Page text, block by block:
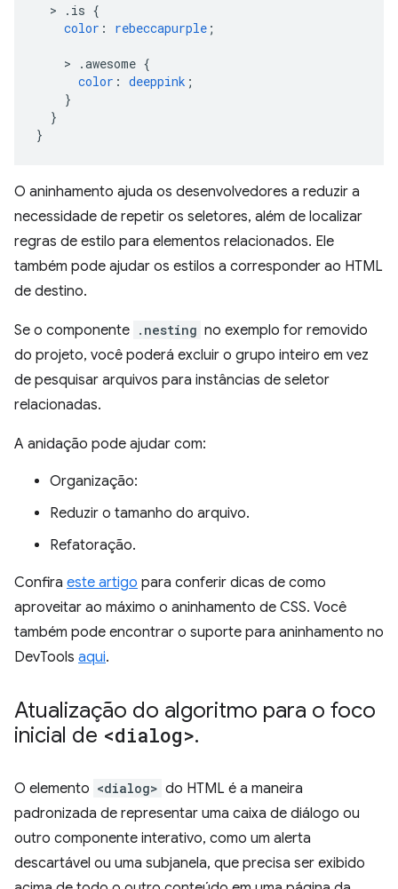
> .is {
color : rebeccapurple ;
> .awesome {
color : deeppink ;
}
}
}
O aninhamento ajuda os desenvolvedores a reduzir a
necessidade de repetir os seletores, além de localizar
regras de estilo para elementos relacionados. Ele
também pode ajudar os estilos a corresponder ao HTML
de destino.
Se o componente .nesting no exemplo for removido
do projeto, você poderá excluir o grupo inteiro em vez
de pesquisar arquivos para instâncias de seletor
relacionadas.
A anidação pode ajudar com:
Organização:
Reduzir o tamanho do arquivo.
Refatoração.
Confira este artigo para conferir dicas de como
aproveitar ao máximo o aninhamento de CSS. Você
também pode encontrar o suporte para aninhamento no
DevTools aqui.
Atualização do algoritmo para o foco
inicial de <dialog>.
O elemento <dialog> do HTML é a maneira
padronizada de representar uma caixa de diálogo ou
outro componente interativo, como um alerta
descartável ou uma subjanela, que precisa ser exibido